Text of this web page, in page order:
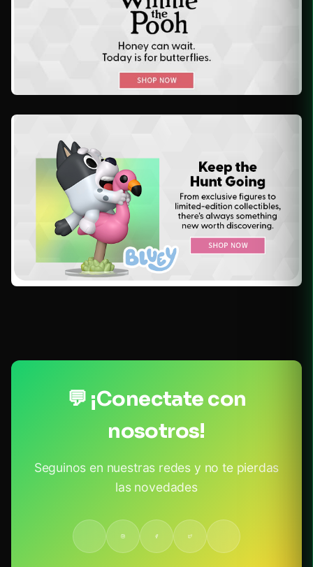
💬 ¡Conectate con
nosotros!
Seguinos en nuestras redes y no te pierdas
las novedades